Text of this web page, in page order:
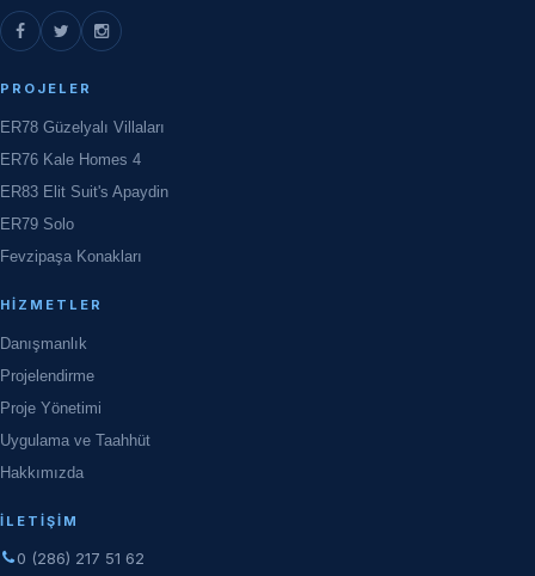
PROJELER
ER78 Güzelyalı Villaları
ER76 Kale Homes 4
ER83 Elit Suit's Apaydin
ER79 Solo
Fevzipaşa Konakları
HIZMETLER
Danışmanlık
Projelendirme
Proje Yönetimi
Uygulama ve Taahhüt
Hakkımızda
İLETIŞIM
0 (286) 217 51 62